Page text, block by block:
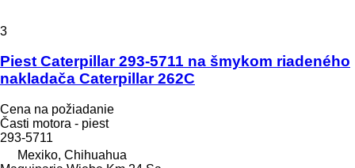
3
Piest Caterpillar 293-5711 na šmykom riadeného
nakladača Caterpillar 262C
Cena na požiadanie
Časti motora - piest
293-5711
Mexiko, Chihuahua